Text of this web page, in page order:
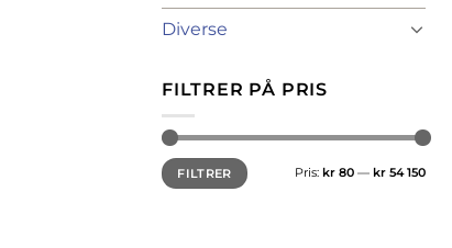
Diverse
FILTRER PÅ PRIS
Min.
pris
Makspris
FILTRER Pris: kr 80 — kr 54 150